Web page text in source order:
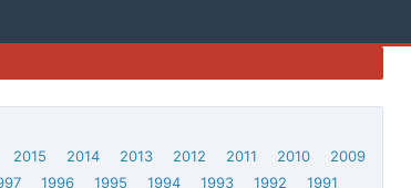
2015 2014 2013 2012 2011 2010
2009
1996 1995 1994 1993 1992
1991